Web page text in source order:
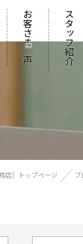
お客さま
の
声 スタッフ紹介
店］トップページ ブ